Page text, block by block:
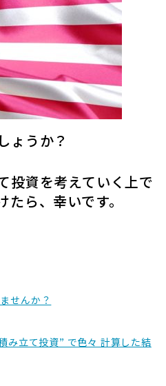
ょうか？
投資を考えていく上で
ら、幸いです。
せんか？
み立て投資” で色々 計算した結